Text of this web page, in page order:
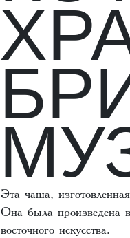
Эта чаша,
Она была произведена
восточного искусства.